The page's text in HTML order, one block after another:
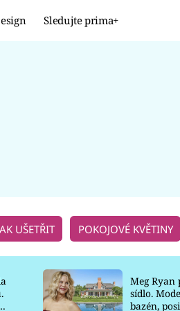
Sledujte prima+
UŠETŘIT POKOJOVÉ KVĚTINY
Meg
sídlo.
bazén,